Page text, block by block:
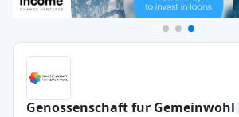
Genossenschaft fur Gemeinwohl